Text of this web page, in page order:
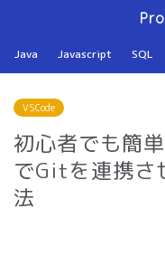
Java Javascript SQL
VSCode
初心者でも簡
でGitを連携さ
法